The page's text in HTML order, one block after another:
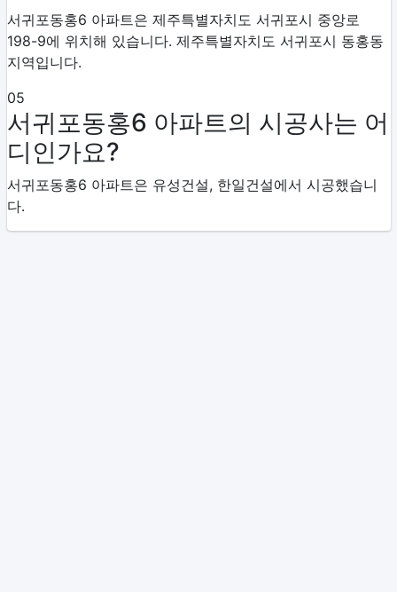
서귀포동홍6 아파트은 제주특별자치도 서귀포시 중앙로
198-9에 위치해 있습니다. 제주특별자치도 서귀포시 동홍동
지역입니다.
05
서귀포동홍6 아파트의 시공사는 어
디인가요?
서귀포동홍6 아파트은 유성건설, 한일건설에서 시공했습니
다.